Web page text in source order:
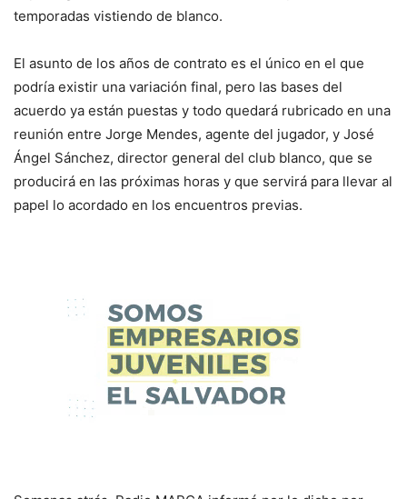
temporadas vistiendo de blanco.
El asunto de los años de contrato es el único en el que
podría existir una variación final, pero las bases del
acuerdo ya están puestas y todo quedará rubricado en una
reunión entre Jorge Mendes, agente del jugador, y José
Ángel Sánchez, director general del club blanco, que se
producirá en las próximas horas y que servirá para llevar al
papel lo acordado en los encuentros previas.